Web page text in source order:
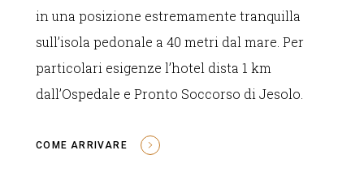
in una posizione estremamente tranquilla
sull’isola pedonale a 40 metri dal mare. Per
particolari esigenze l’hotel dista 1 km
dall’Ospedale e Pronto Soccorso di Jesolo.
COME ARRIVARE